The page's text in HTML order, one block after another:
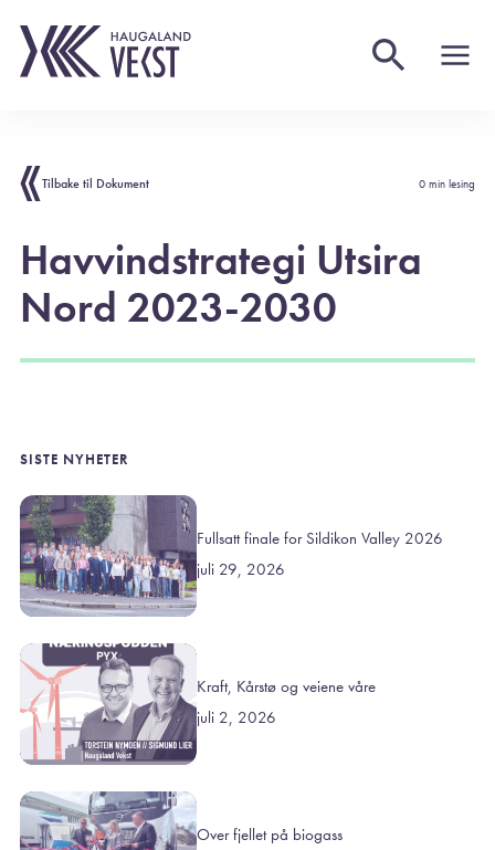
Tilbake til Dokument 0 min lesing
Havvindstrategi Utsira
Nord 2023-2030
SISTE NYHETER
Fullsatt finale for Sildikon Valley 2026
juli 29, 2026
Kraft, Kårstø og veiene våre
juli 2, 2026
Over fjellet på biogass